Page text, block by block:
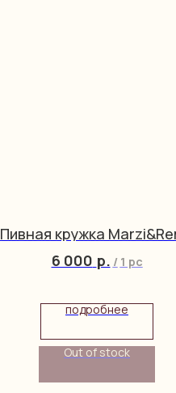
Пивная кружка
6 000 р. / 1 pc
подробнее
Out of stock